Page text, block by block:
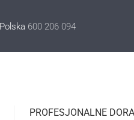
600 206 094
PROFESJONALNE